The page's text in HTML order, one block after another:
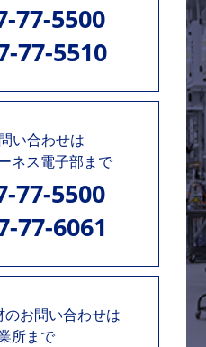
77-5500
77-5510
い合わせは
ネス電子部まで
77-5500
77-6061
のお問い合わせは
所まで